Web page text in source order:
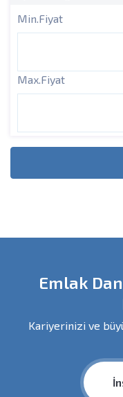
Min.Fiyat
Max.Fiyat
Emlak
Kariyerinizi ve